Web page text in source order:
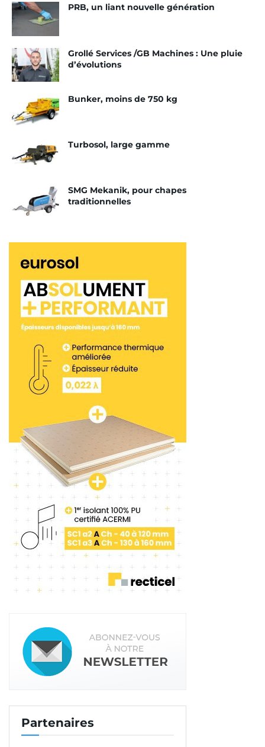
des sanitaires, les cuisines et d’autres zones variées.
Pour l’isolation acoustique, nous avons posé du
Domisol d’Isover, du Regupol ou encore de l’Asour
de Siplast. Environ 90 % des chapes coulées sont
acoustiques. Il n’y a que 10 % qui sont de la simple
Réinventer le Mixman de GB
Machines
Restait la question principale. Comment faire
disposions déjà d’une machine Mixman de GB
Machines avec laquelle nous avions déjà travaillé à
340 m de longueur de tuyaxu. Nous avons donc
acheté une nouvelle machine et inventé une
solution ».
Ceci, avec l’aide de Geoffrey Grollé,
gérant de Screed & Co, distributeur de la marque
allemande en France.« CR Bat a fait l’acquisition
d’une Mixman D5 – BSE-H Hurrican. Une machine
d’une puissance de 55,4 kW. Nous avions fait les
calculs à l’usine et elle était capable de faire le job
avec des tuyaux de 65 mm de diamètre. »
pour des raisons de convenance, Christophe
Rodrigues préférait rester avec des tuyaux de 50
mm. Pour cela, il fallait inventer une solution
adaptée.
« Sans rentrer dans les détails techniques, avec
mon frère, nous avons développé une solution
pour booster la machine
au départ
, explique le
dirigeant de CR Bat. C’est compliqué à régler,
puisqu’
au début,nous avions trop de sable. Mais
après plusieurs essais, nous y sommes arrivés. »
Avec tout de même quelques détails à régler.
solution fonctionne, mais c’est tout de même
moins optimisé qu’une solution classique. Nous
obtenons la matière 2,5 fois moins vite qu’à un
CR Bat a le savoir-faire de la
grande hauteur
plannings.
« Nous avons démarré le chantier en
PRB, un liant nouvelle génération
Grollé Services /GB Machines : Une pluie
d’évolutions
Bunker, moins de 750 kg
Turbosol, large gamme
SMG Mekanik, pour chapes
traditionnelles
Partenaires